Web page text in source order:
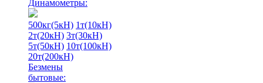
Динамометры:
500кг(5кН) 1т(10кН)
2т(20кН) 3т(30кН)
5т(50кН) 10т(100кН)
20т(200кН)
Безмены
бытовые: